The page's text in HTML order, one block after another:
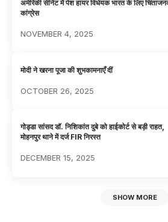
अमेरिकी सीनेट में पेश हायर विधेयक भारत के लिए
कांग्रेस
NOVEMBER 4, 2025
मोदी ने खरना पूजा की शुभकामनाएँ दीं
OCTOBER 26, 2025
गोड्डा सांसद डॉ. निशिकांत दुबे को हाईकोर्ट से बड़ी राहत,
मोहनपुर थाने में दर्ज FIR निरस्त
DECEMBER 15, 2025
SHOW MORE